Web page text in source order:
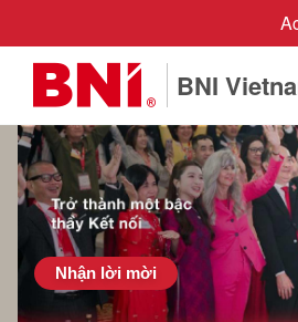
BNI
Nhận lời mời